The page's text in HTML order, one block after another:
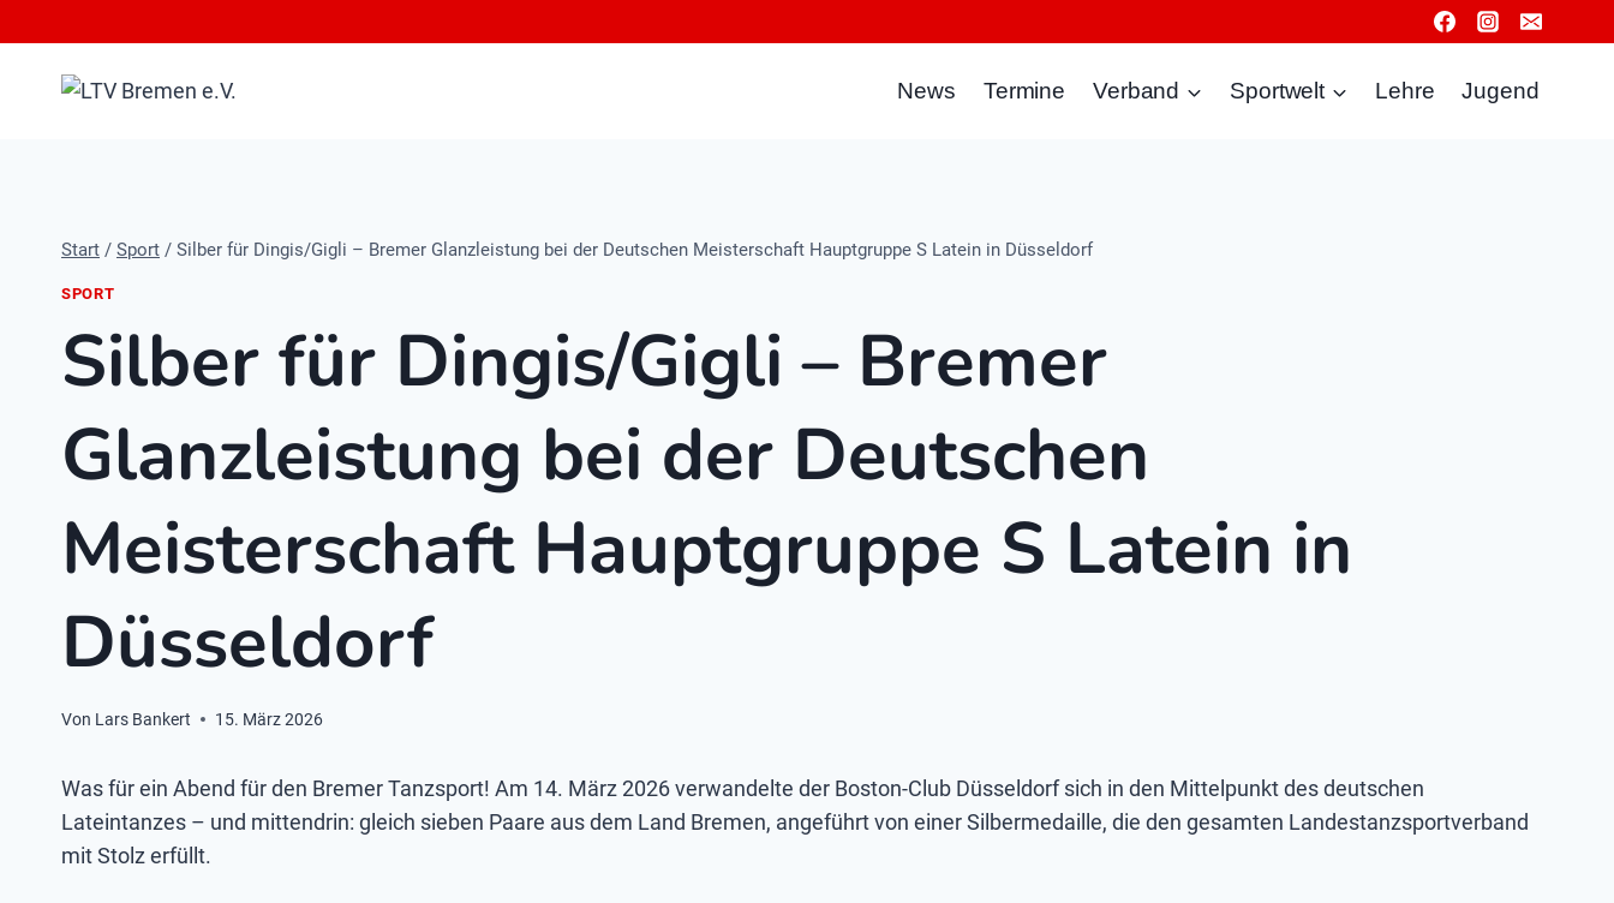
Inhalt
springen
News Termine Verband Sportwelt Lehre Jugend
Start / Sport / Silber für Dingis/Gigli – Bremer Glanzleistung bei der Deutschen Meisterschaft Hauptgruppe S Latein in Düsseldorf
SPORT
Silber für Dingis/Gigli – Bremer
Glanzleistung bei der Deutschen
Meisterschaft Hauptgruppe S Latein in
Düsseldorf
Von Lars Bankert 15. März 2026
Was für ein Abend für den Bremer Tanzsport! Am 14. März 2026 verwandelte der Boston-Club Düsseldorf sich in den Mittelpunkt des deutschen
Lateintanzes – und mittendrin: gleich sieben Paare aus dem Land Bremen, angeführt von einer Silbermedaille, die den gesamten Landestanzsportverband
mit Stolz erfüllt.